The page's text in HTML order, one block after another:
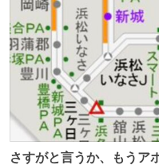
さすがと言うか、もうア